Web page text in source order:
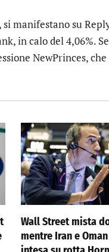
manifestano su
, in calo del 4,06%.
NewPrinces,
Wall Street mista
mentre Iran e